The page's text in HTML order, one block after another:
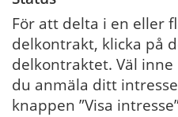
För att delta i en eller
delkontrakt, klicka på
delkontraktet. Väl
du anmäla ditt
knappen ”Visa